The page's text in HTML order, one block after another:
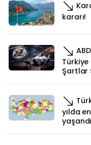
kararı!
Türkiye
Şartlar
yılda